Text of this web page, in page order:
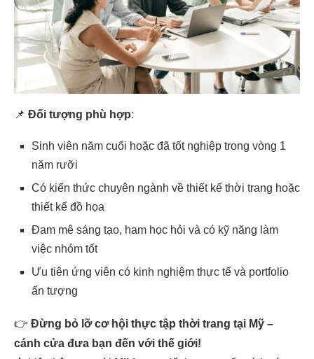
📌 Đối tượng phù hợp:
Sinh viên năm cuối hoặc đã tốt nghiệp trong vòng 1
năm rưỡi
Có kiến thức chuyên ngành về thiết kế thời trang hoặc
thiết kế đồ họa
Đam mê sáng tạo, ham học hỏi và có kỹ năng làm
việc nhóm tốt
Ưu tiên ứng viên có kinh nghiệm thực tế và portfolio
ấn tượng
👉 Đừng bỏ lỡ cơ hội thực tập thời trang tại Mỹ –
cánh cửa đưa bạn đến với thế giới!